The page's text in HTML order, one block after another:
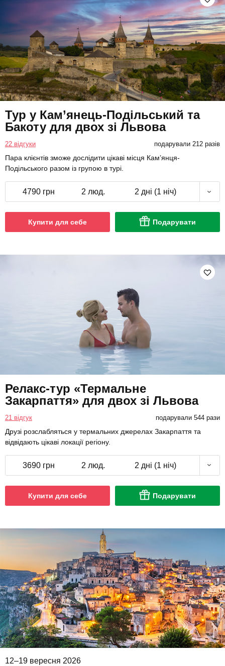
Тур у Кам’янець-Подільський та
Бакоту для двох зі Львова
22 відгуки подарували 212 разів
Пара клієнтів зможе дослідити цікаві місця Кам’янця-
Подільського разом із групою в турі.
4790 грн 2 люд. 2 дні (1 ніч)
Купити для себе Подарувати
Релакс-тур «Термальне
Закарпаття» для двох зі Львова
21 відгук подарували 544 рази
Друзі розслабляться у термальних джерелах Закарпаття та
відвідають цікаві локації регіону.
3690 грн 2 люд. 2 дні (1 ніч)
Купити для себе Подарувати
12–19 вересня 2026